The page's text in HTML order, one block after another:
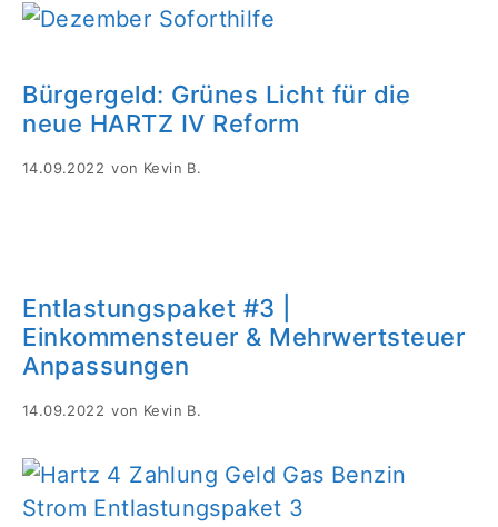
Bürgergeld: Grünes Licht für die
neue HARTZ IV Reform
14.09.2022 von Kevin B.
Entlastungspaket #3 |
Einkommensteuer & Mehrwertsteuer
Anpassungen
14.09.2022 von Kevin B.